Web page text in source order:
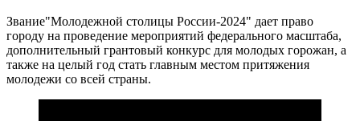
Звание"Молодежной столицы России-2024" дает право
городу на проведение мероприятий федерального масштаба,
дополнительный грантовый конкурс для молодых горожан, а
также на целый год стать главным местом притяжения
молодежи со всей страны.